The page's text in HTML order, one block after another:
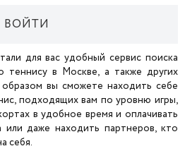
ВОЙТИ
для вас удобный сервис поиска
теннису в Москве, а также других
вы сможете находить себе
подходящих вам по уровню игры,
в удобное время и оплачивать
даже находить партнеров, кто
себя.